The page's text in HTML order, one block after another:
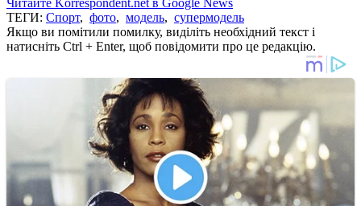
ТЕГИ: Спорт, фото, модель, супермодель
Якщо ви помітили помилку, виділіть необхідний текст і
натисніть Ctrl + Enter, щоб повідомити про це редакцію.